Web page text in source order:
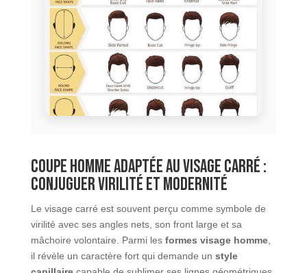
Coupe homme adaptée au visage carré :
conjuguer virilité et modernité
Le visage carré est souvent perçu comme symbole de
virilité avec ses angles nets, son front large et sa
mâchoire volontaire. Parmi les formes visage homme,
il révèle un caractère fort qui demande un style